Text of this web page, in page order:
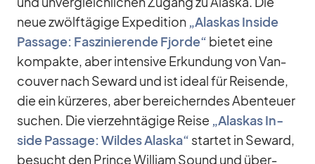
neue zwölf­tä­gige Ex­pe­di­tion „Alas­kas In­side
Pas­sage: Fas­zi­nie­rende Fjorde“ bie­tet eine
kom­pakte, aber in­ten­sive Er­kun­dung von Van­
cou­ver nach Se­ward und ist ideal für Rei­sende,
die ein kür­ze­res, aber be­rei­chern­des Aben­teuer
su­chen. Die vier­zehn­tä­gige Reise „Alas­kas In­
side Pas­sage: Wil­des Alaska“ star­tet in Se­ward,
be­sucht den Prince Wil­liam Sound und über­